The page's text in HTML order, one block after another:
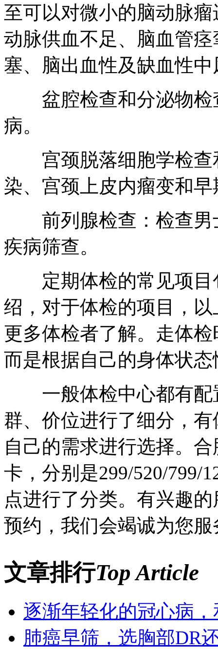
至可以对微小的脑动脉
动脉供血不足、脑血管
塞、脑出血性及缺血性
盆腔检查和分泌物检
病。
宫颈脱落细胞学检查
染、宫颈上皮内瘤变和
前列腺检查：检查男
疾病筛查。
定期体检的常见项目
绍，对于体检的项目，
更多体检者了解。走体
而是根据自己的身体状
一般体检中心都有配
群、价位进行了细分，
自己的需求进行选择。
卡，分别是299/520/799/
点进行了分类。有兴趣
预约，我们会竭诚为您服
文章排行Top Article
逐渐年轻化的冠心病
肺癌早筛，选胸部DR